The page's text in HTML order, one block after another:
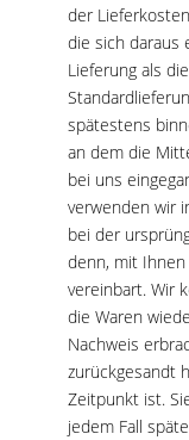
der
die sich daraus
Lieferung als
spätestens
an dem die
bei uns
verwenden wir
bei der
denn, mit
vereinbart. Wir
die Waren
Nachweis
zurückgesandt
Zeitpunkt ist.
jedem Fall